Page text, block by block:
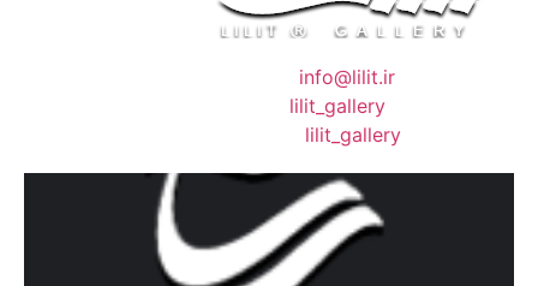
info@lilit.ir
lilit_gallery
lilit_gallery